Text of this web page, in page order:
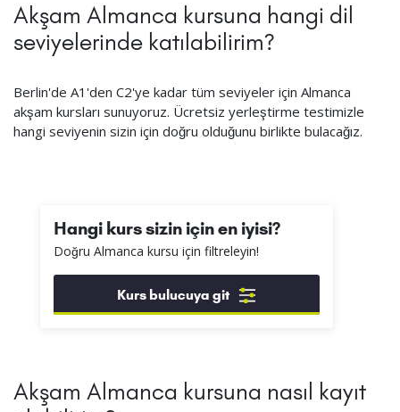
Akşam Almanca kursuna hangi dil
seviyelerinde katılabilirim?
Berlin'de A1'den C2'ye kadar tüm seviyeler için Almanca
akşam kursları sunuyoruz. Ücretsiz yerleştirme testimizle
hangi seviyenin sizin için doğru olduğunu birlikte bulacağız.
Hangi kurs sizin için en iyisi?
Doğru Almanca kursu için filtreleyin!
Kurs bulucuya git
Akşam Almanca kursuna nasıl kayıt